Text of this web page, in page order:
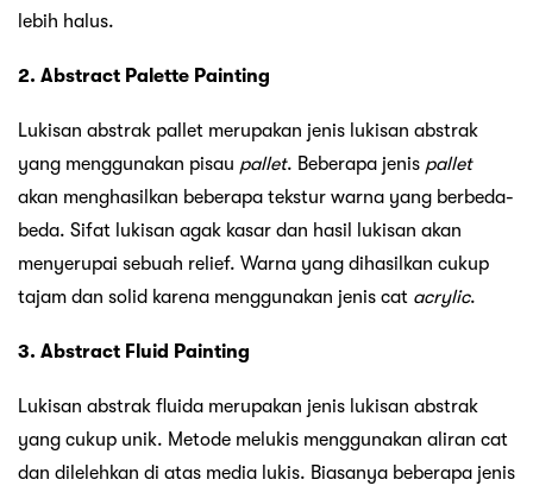
lebih halus.
2. Abstract Palette Painting
Lukisan abstrak pallet merupakan jenis lukisan abstrak
yang menggunakan pisau pallet. Beberapa jenis pallet
akan menghasilkan beberapa tekstur warna yang berbeda-
beda. Sifat lukisan agak kasar dan hasil lukisan akan
menyerupai sebuah relief. Warna yang dihasilkan cukup
tajam dan solid karena menggunakan jenis cat acrylic.
3. Abstract Fluid Painting
Lukisan abstrak fluida merupakan jenis lukisan abstrak
yang cukup unik. Metode melukis menggunakan aliran cat
dan dilelehkan di atas media lukis. Biasanya beberapa jenis